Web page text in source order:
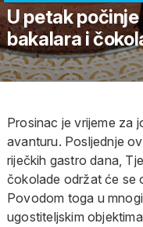
U petak
bakalara i
Prosinac je vrijeme za
avanturu. Posljednje
riječkih gastro dana,
čokolade održat će se
Povodom toga u
ugostiteljskim